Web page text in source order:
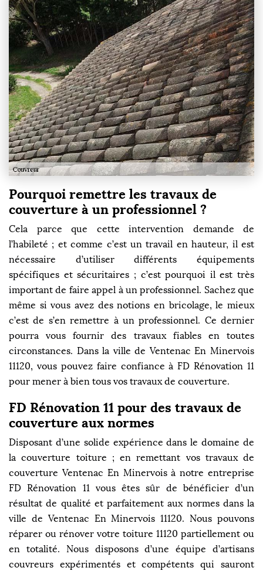
Pourquoi remettre les travaux de
couverture à un professionnel ?
Cela parce que cette intervention demande de
l’habileté ; et comme c’est un travail en hauteur, il est
nécessaire d’utiliser différents équipements
spécifiques et sécuritaires ; c’est pourquoi il est très
important de faire appel à un professionnel. Sachez que
même si vous avez des notions en bricolage, le mieux
c’est de s’en remettre à un professionnel. Ce dernier
pourra vous fournir des travaux fiables en toutes
circonstances. Dans la ville de Ventenac En Minervois
11120, vous pouvez faire confiance à FD Rénovation 11
pour mener à bien tous vos travaux de couverture.
FD Rénovation 11 pour des travaux de
couverture aux normes
Disposant d’une solide expérience dans le domaine de
la couverture toiture ; en remettant vos travaux de
couverture Ventenac En Minervois à notre entreprise
FD Rénovation 11 vous êtes sûr de bénéficier d’un
résultat de qualité et parfaitement aux normes dans la
ville de Ventenac En Minervois 11120. Nous pouvons
réparer ou rénover votre toiture 11120 partiellement ou
en totalité. Nous disposons d’une équipe d’artisans
couvreurs expérimentés et compétents qui sauront